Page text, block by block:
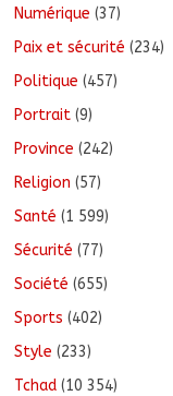
Numérique (37)
Paix et sécurité (234)
Politique (457)
Portrait (9)
Province (242)
Religion (57)
Santé (1 599)
Sécurité (77)
Société (655)
Sports (402)
Style (233)
Tchad (10 354)